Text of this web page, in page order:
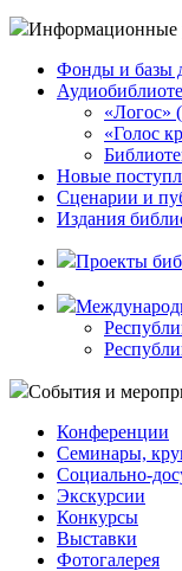
Информационные
Фонды и базы
«Логос»
«Голос
Новые
Сценарии и
Издания
Проекты
События и
Конференции
Семинары,
Социально-
Экскурсии
Конкурсы
Выставки
Фотогалерея